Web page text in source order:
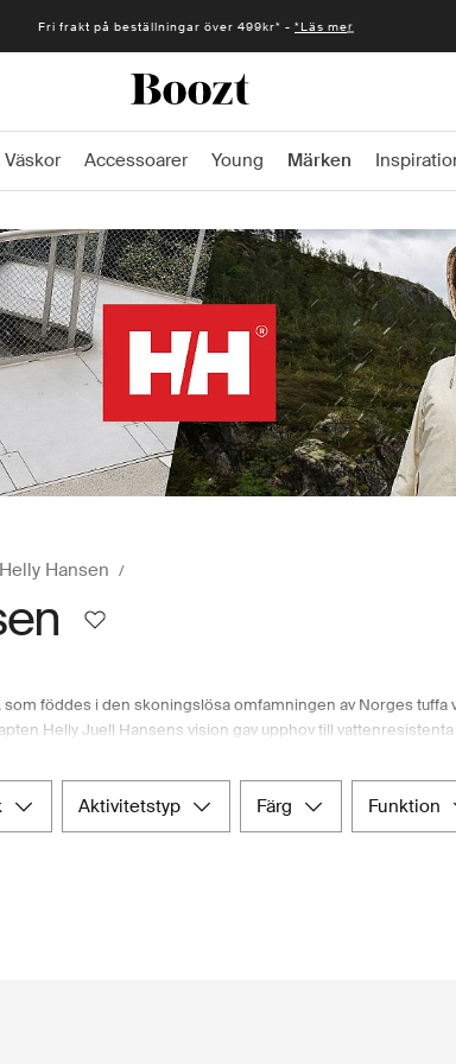
Fri frakt på beställningar över 499kr* - *Läs mer
Väskor Accessoarer Young Märken
Helly Hansen
som föddes i den skoningslösa omfamningen av Norges
Helly Juell Hansens vision gav upphov till
var man pionjärer när det gällde att integrera plast i
Hansen lyckades också övervinna utmaningen med
andningsbar teknik. Oavsett om du förbereder dig för
Helly Hansen-kläder för kvinnor.
aktivitetstyp färg funktion